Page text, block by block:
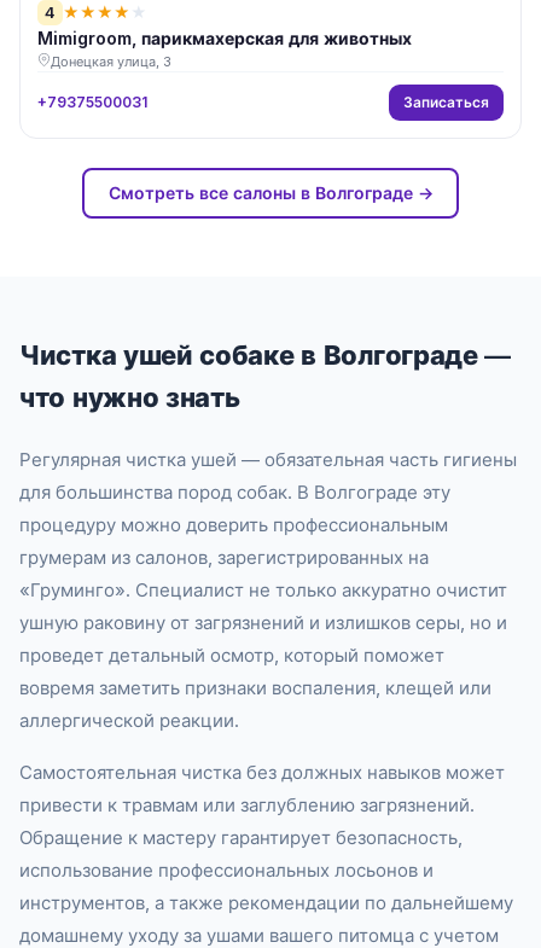
4 ★★★★ ★
Mimigroom, парикмахерская для животных
Донецкая улица, 3
+79375500031 Записаться
Смотреть все салоны в Волгограде →
Чистка ушей собаке в Волгограде —
что нужно знать
Регулярная чистка ушей — обязательная часть гигиены
для большинства пород собак. В Волгограде эту
процедуру можно доверить профессиональным
грумерам из салонов, зарегистрированных на
«Груминго». Специалист не только аккуратно очистит
ушную раковину от загрязнений и излишков серы, но и
проведет детальный осмотр, который поможет
вовремя заметить признаки воспаления, клещей или
аллергической реакции.
Самостоятельная чистка без должных навыков может
привести к травмам или заглублению загрязнений.
Обращение к мастеру гарантирует безопасность,
использование профессиональных лосьонов и
инструментов, а также рекомендации по дальнейшему
домашнему уходу за ушами вашего питомца с учетом